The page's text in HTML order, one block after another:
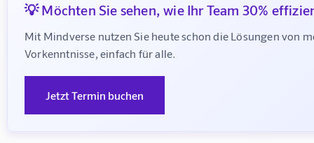
💡 Möchten Sie sehen, wie Ihr Team 30%
Mit Mindverse nutzen Sie heute schon die Lösungen von
Vorkenntnisse, einfach für alle.
Jetzt Termin buchen